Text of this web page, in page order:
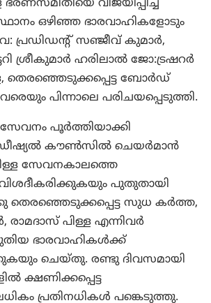
വിജയിപ്പിച്ച
ഒഴിഞ്ഞ ഭാരവാഹികളോടും
പ്രഡിഡന്റ് സഞ്ജീവ് കുമാർ,
ശ്രീകുമാർ ഹരിലാൽ ജോ:ട്രഷറർ
തെരഞ്ഞെടുക്കപ്പെട്ട ബോർഡ്
പിന്നാലെ പരിചയപ്പെടുത്തി.
പൂർത്തിയാക്കി
കൗൺസിൽ ചെയർമാൻ
സേവനകാലത്തെ
പുതുതായി
തെരഞ്ഞെടുക്കപ്പെട്ട സുധ കർത്ത,
പിള്ള എന്നിവർ
ഭാരവാഹികൾക്ക്
ചെയ്തു. രണ്ടു ദിവസമായി
ക്ഷണിക്കപ്പെട്ട
പ്രതിനധികള്‍ പങ്കെടുത്തു.